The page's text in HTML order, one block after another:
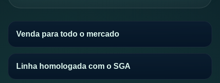
Venda para todo o mercado
Linha homologada com o SGA